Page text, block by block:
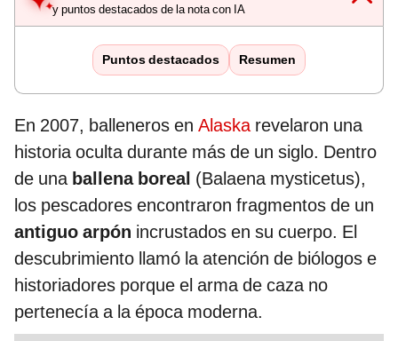
y puntos destacados de la nota con IA
Puntos destacados Resumen
En 2007, balleneros en Alaskarevelaron una
historia oculta durante más de un siglo. Dentro
de una ballena boreal (Balaena mysticetus),
los pescadores encontraron fragmentos de un
antiguo arpón incrustados en su cuerpo. El
descubrimiento llamó la atención de biólogos e
historiadores porque el arma de caza no
pertenecía a la época moderna.